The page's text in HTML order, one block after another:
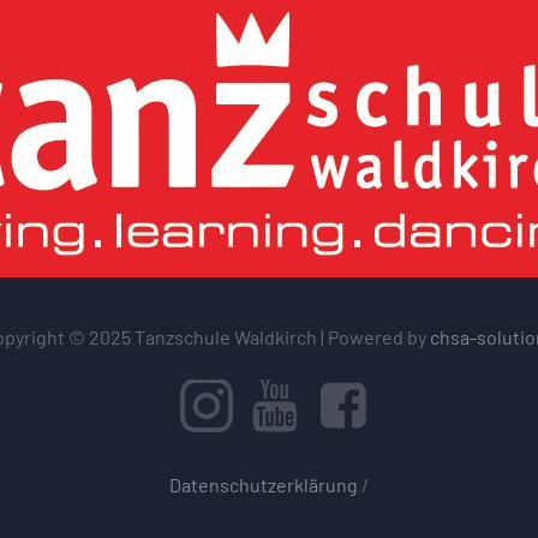
© 2025 Tanzschule Waldkirch | Powered by chsa-
Datenschutzerklärung /